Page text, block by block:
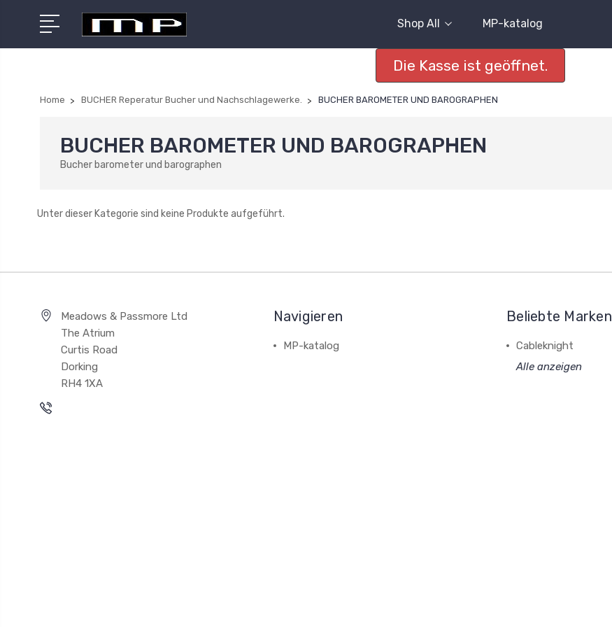
Shop All MP-katalog
Die Kasse ist geöffnet.
Home BUCHER Reperatur Bucher und Nachschlagewerke. BUCHER BAROMETER UND BAROGRAPHEN
BUCHER BAROMETER UND BAROGRAPHEN
Bucher barometer und barographen
Unter dieser Kategorie sind keine Produkte aufgeführt.
Meadows & Passmore Ltd
The Atrium
Curtis Road
Dorking
RH4 1XA
Navigieren
MP-katalog
Beliebte Marken
Cableknight
Alle anzeigen